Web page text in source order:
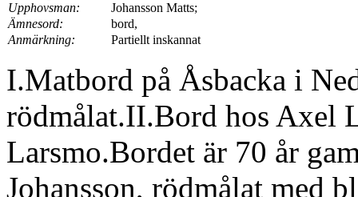
Upphovsman:
Johansson Matts;
Ämnesord:
bord,
Anmärkning:
Partiellt inskannat
I.Matbord på Åsbacka i
rödmålat.II.Bord hos Axel
Larsmo.Bordet är 70 år
Johansson, rödmålat med